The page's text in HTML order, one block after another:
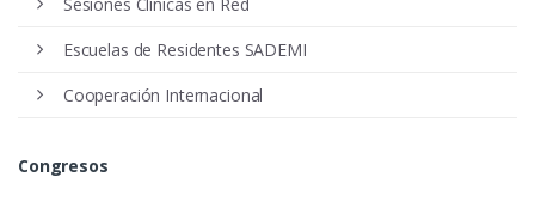
Escuelas de Residentes SADEMI
Cooperación Internacional
Congresos